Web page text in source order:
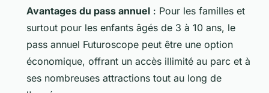
Avantages du pass annuel : Pour les familles et
surtout pour les enfants âgés de 3 à 10 ans, le
pass annuel Futuroscope peut être une option
économique, offrant un accès illimité au parc et à
ses nombreuses attractions tout au long de